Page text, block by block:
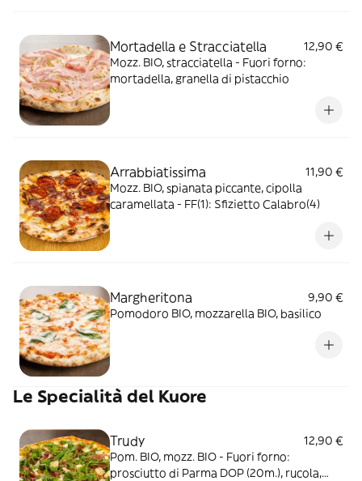
Mortadella e Stracciatella
12,90 €
Mozz. BIO, stracciatella - Fuori forno:
mortadella, granella di pistacchio
Arrabbiatissima
11,90 €
Mozz. BIO, spianata piccante, cipolla
caramellata - FF(1): Sfizietto Calabro(4)
Margheritona
9,90 €
Pomodoro BIO, mozzarella BIO, basilico
Le Specialità del Kuore
Trudy
12,90 €
Pom. BIO, mozz. BIO - Fuori forno:
prosciutto di Parma DOP (20m.), rucola,